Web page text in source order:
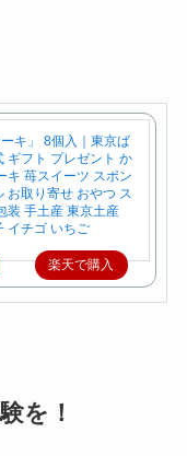
ーキ」 8個入｜東京ば
ギフト プレゼント か
キ 苺スイーツ スポン
お取り寄せ おやつ ス
装 手土産 東京土産
イチゴ いちご
楽天で購入
を！